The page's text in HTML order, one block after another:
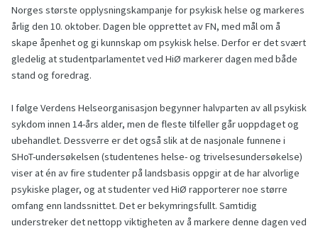
Norges største opplysningskampanje for psykisk helse og markeres
årlig den 10. oktober. Dagen ble opprettet av FN, med mål om å
skape åpenhet og gi kunnskap om psykisk helse. Derfor er det svært
gledelig at studentparlamentet ved HiØ markerer dagen med både
stand og foredrag.
I følge Verdens Helseorganisasjon begynner halvparten av all psykisk
sykdom innen 14-års alder, men de fleste tilfeller går uoppdaget og
ubehandlet. Dessverre er det også slik at de nasjonale funnene i
SHoT-undersøkelsen (studentenes helse- og trivelsesundersøkelse)
viser at én av fire studenter på landsbasis oppgir at de har alvorlige
psykiske plager, og at studenter ved HiØ rapporterer noe større
omfang enn landssnittet. Det er bekymringsfullt. Samtidig
understreker det nettopp viktigheten av å markere denne dagen ved